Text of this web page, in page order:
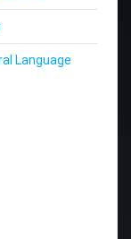
Language